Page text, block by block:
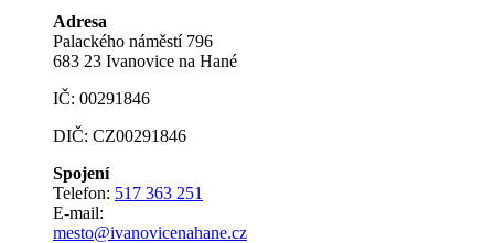
Adresa
Palackého náměstí 796
683 23 Ivanovice na Hané
IČ: 00291846
DIČ: CZ00291846
Spojení
Telefon: 517 363 251
E-mail:
mesto@ivanovicenahane.cz